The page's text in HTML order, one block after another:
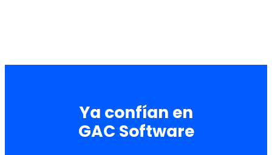
Ya confían en
GAC Software